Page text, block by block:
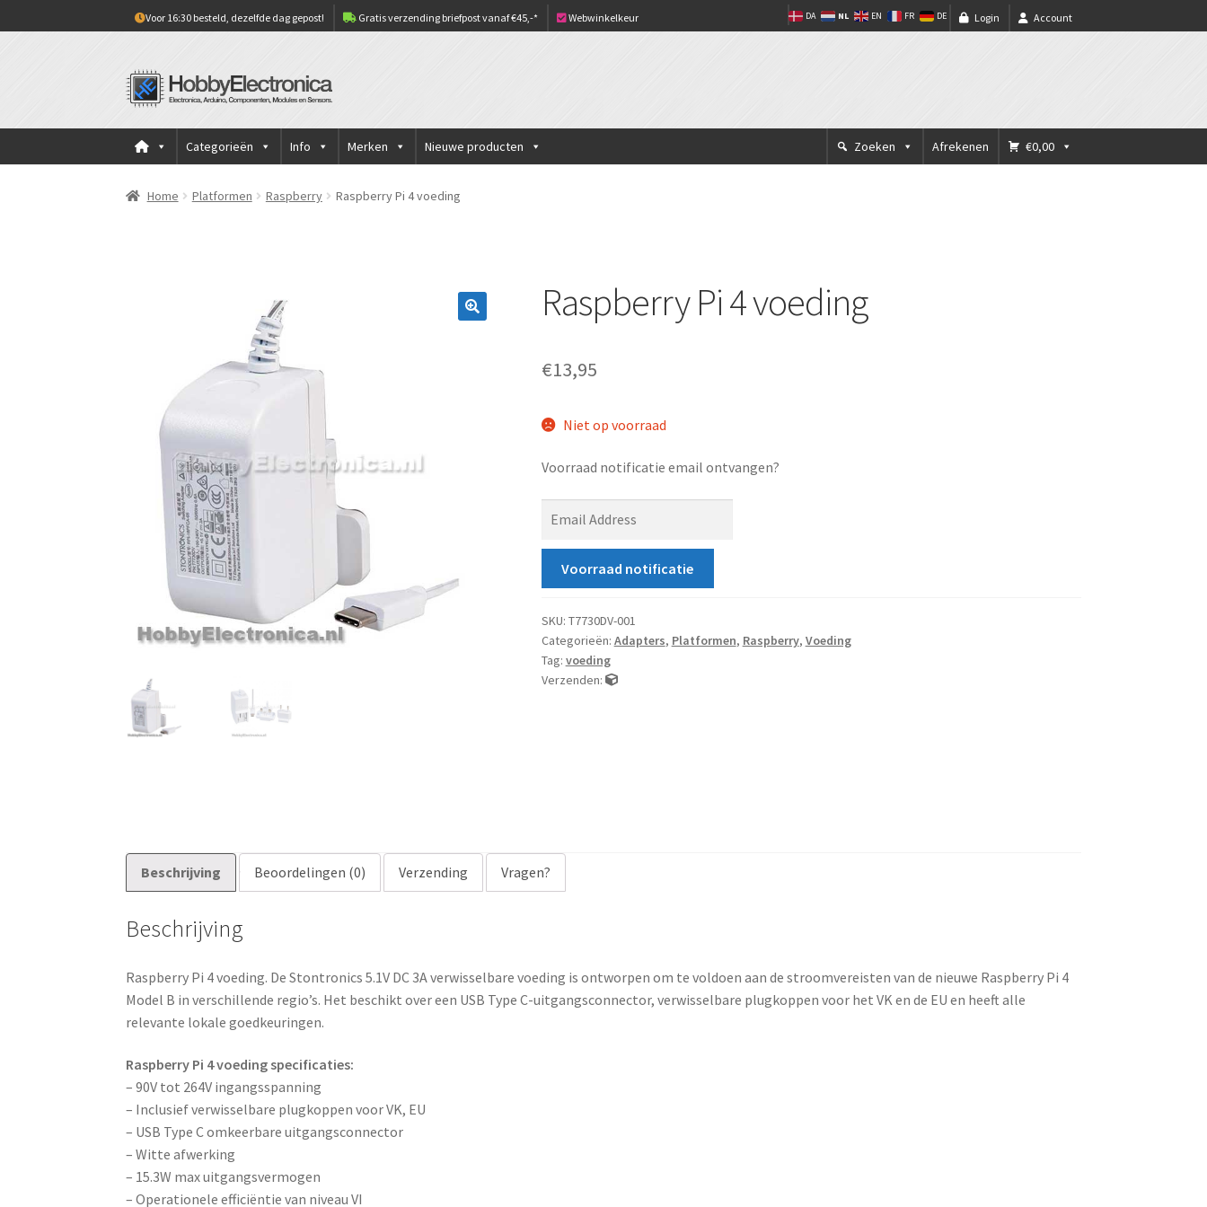
Voor 16:30 besteld, dezelfde dag gepost! Gratis verzending briefpost vanaf €45,-* Webwinkelkeur Account
Login
DA NL EN FR DE
Ga
door
navigatie
Ga
naar
inhoud
Categorieën Info Merken Nieuwe producten €0,00
Afrekenen
Zoeken
Home Platformen Raspberry Raspberry Pi 4 voeding
Raspberry Pi 4 voeding
€13,95
Niet op voorraad
Voorraad notificatie email ontvangen?
t
y
o
u
r
d
r
t
o
Voorraad notificatie
SKU: T7730DV-001
Categorieën: Adapters, Platformen, Raspberry, Voeding
Tag: voeding
Verzenden:
Beschrijving Beoordelingen (0) Verzending Vragen?
Beschrijving
Raspberry Pi 4 voeding. De Stontronics 5.1V DC 3A verwisselbare voeding is ontworpen om te voldoen aan de stroomvereisten van de nieuwe Raspberry Pi 4
Model B in verschillende regio’s. Het beschikt over een USB Type C-uitgangsconnector, verwisselbare plugkoppen voor het VK en de EU en heeft alle
relevante lokale goedkeuringen.
Raspberry Pi 4 voeding specificaties:
– 90V tot 264V ingangsspanning
– Inclusief verwisselbare plugkoppen voor VK, EU
– USB Type C omkeerbare uitgangsconnector
– Witte afwerking
– 15.3W max uitgangsvermogen
– Operationele efficiëntie van niveau VI